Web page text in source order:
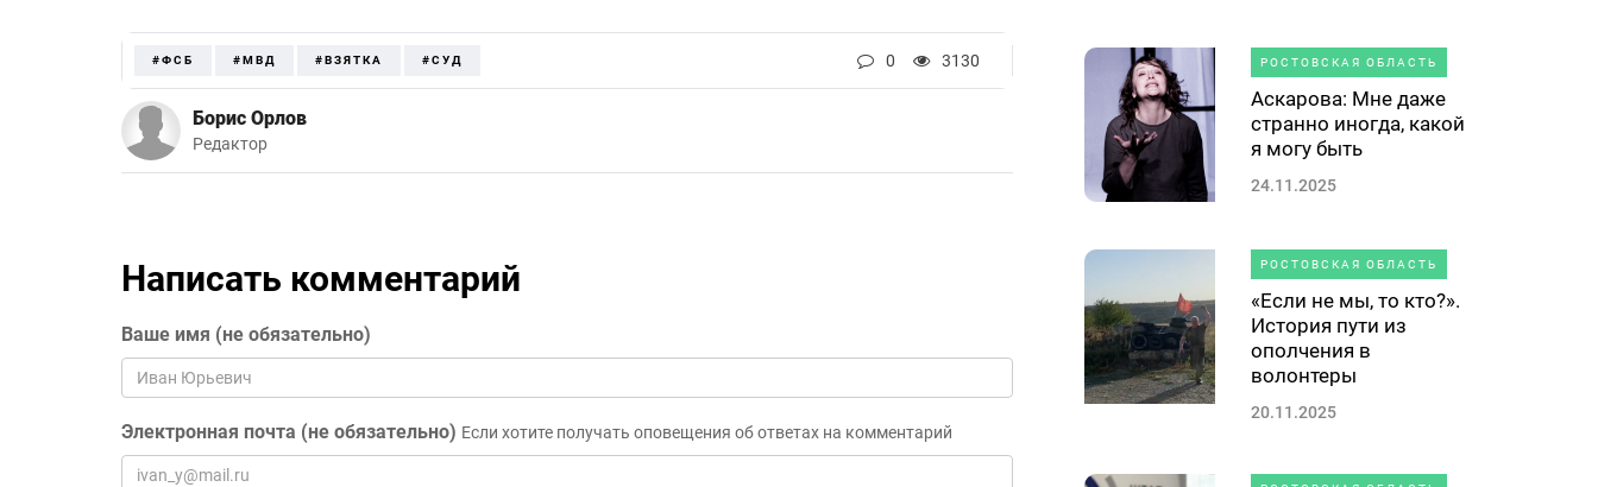
#ФСБ #МВД #ВЗЯТКА #СУД 0 3130
Борис Орлов
Редактор
Написать комментарий
Ваше имя (не обязательно)
Электронная почта (не обязательно) Если хотите получать оповещения об ответах на комментарий
РОСТОВСКАЯ ОБЛАСТЬ
Аскарова: Мне даже
странно иногда, какой
я могу быть
24.11.2025
РОСТОВСКАЯ ОБЛАСТЬ
«Если не мы, то кто?».
История пути из
ополчения в
волонтеры
20.11.2025